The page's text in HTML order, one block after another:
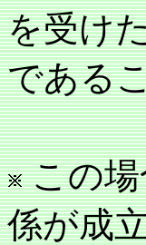
を受け
である
この場
係が成